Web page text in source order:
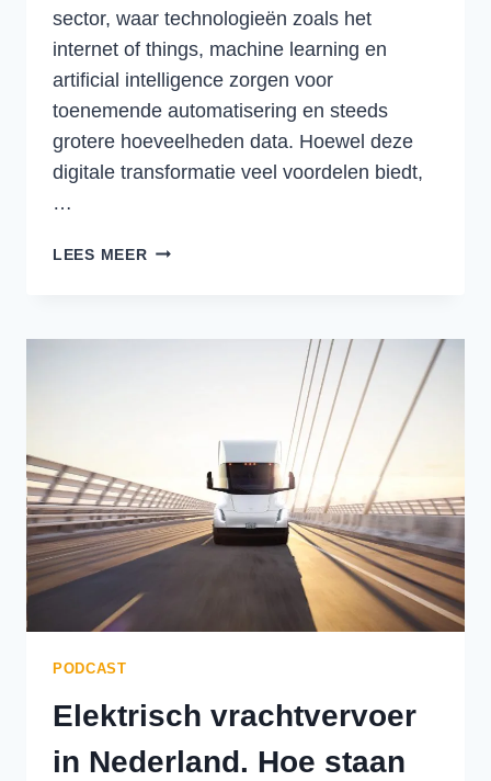
sector, waar technologieën zoals het
internet of things, machine learning en
artificial intelligence zorgen voor
toenemende automatisering en steeds
grotere hoeveelheden data. Hoewel deze
digitale transformatie veel voordelen biedt,
…
LEES MEERHET
PODCAST
Elektrisch vrachtvervoer
in Nederland. Hoe staan